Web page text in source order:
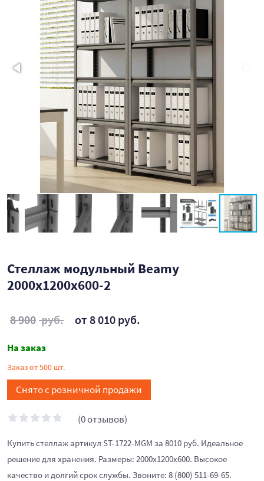
Стеллаж модульный Beamy
2000x1200x600-2
8 900 руб. от 8 010 руб.
На заказ
Заказ от 500 шт.
Снято с розничной продажи
(0 отзывов)
Купить стеллаж артикул ST-1722-MGM за 8010 руб. Идеальное
решение для хранения. Размеры: 2000x1200x600. Высокое
качество и долгий срок службы. Звоните: 8 (800) 511-69-65.